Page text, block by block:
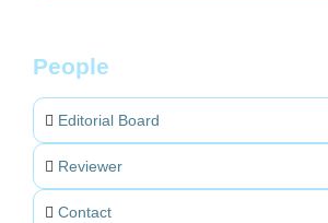
People
Editorial Board
Reviewer
Contact